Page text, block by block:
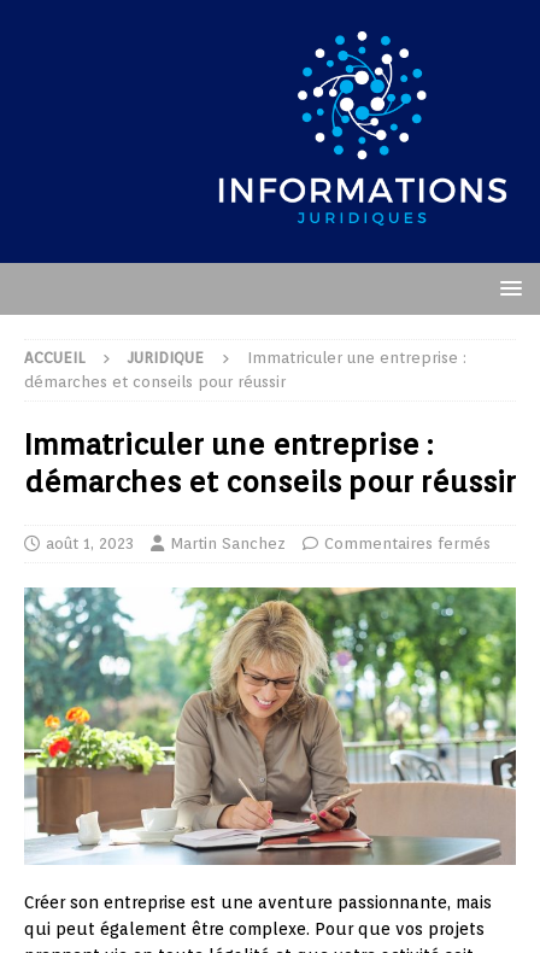
ACCUEIL JURIDIQUE
Immatriculer une entreprise :
démarches et conseils pour réussir
Immatriculer une entreprise :
démarches et conseils pour réussir
août 1, 2023 Martin Sanchez Commentaires fermés
Créer son entreprise est une aventure passionnante, mais
qui peut également être complexe. Pour que vos projets